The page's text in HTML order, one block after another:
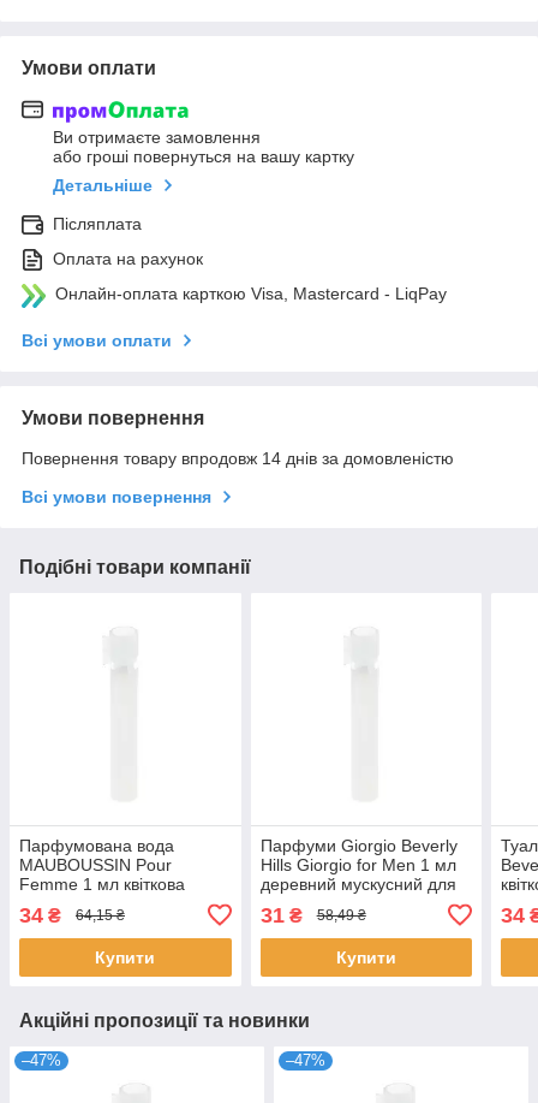
Умови оплати
Ви отримаєте замовлення
або гроші повернуться на вашу картку
Детальніше
Післяплата
Оплата на рахунок
Онлайн-оплата карткою Visa, Mastercard - LiqPay
Всі умови оплати
Умови повернення
Повернення товару впродовж 14 днів за домовленістю
Всі умови повернення
Подібні товари компанії
Парфумована вода
MAUBOUSSIN Pour
Femme 1 мл квіткова
пробник розпив аромат
Мобуссен
34 ₴ 64,15 ₴
Купити
Парфуми Giorgio Beverly
Hills Giorgio for Men 1 мл
деревний мускусний для
чоловіків пробник розпив
Джорджіо
31₴ 58,49 ₴
Купити
34
Акційні пропозиції та новинки
–47% –47%